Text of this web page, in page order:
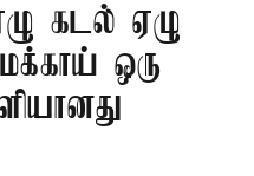
கடல் ஏழு
ஒரு